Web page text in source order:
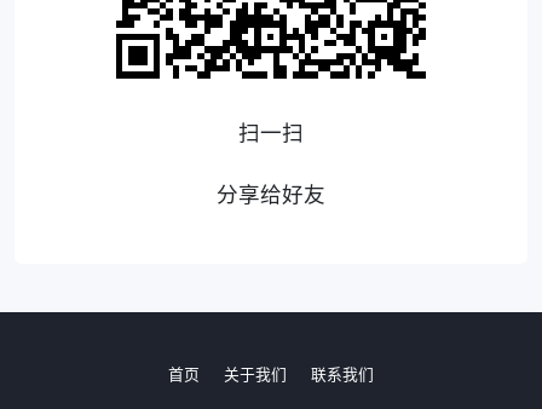
扫一扫
分享给好友
首页 关于我们 联系我们